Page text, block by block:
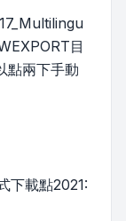
目
點兩下手動
下載點2021: